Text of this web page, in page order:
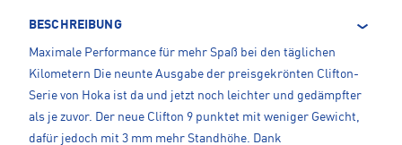
BESCHREIBUNG
Maximale Performance für mehr Spaß bei den täglichen
Kilometern Die neunte Ausgabe der preisgekrönten Clifton-
Serie von Hoka ist da und jetzt noch leichter und gedämpfter
als je zuvor. Der neue Clifton 9 punktet mit weniger Gewicht,
dafür jedoch mit 3 mm mehr Standhöhe. Dank